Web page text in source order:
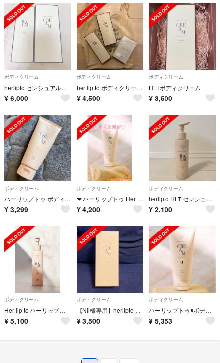
ボディクリーム
herlipto センシュアルリッチ ボディクリーム ボディバーム
¥ 6,000
ボディクリーム
her lip to ボディクリーム、パフューム
¥ 4,500
ボディクリーム
HLTボディクリーム
¥ 3,500
ボディクリーム
ハーリップトゥ ボディクリーム
¥ 3,299
ボディクリーム
❤︎ ハーリップトゥ Her lip to ボディクリーム ❤︎
¥ 4,200
ボディクリーム
herlipto HLT センシュアル リッチ ボディバーム NUDEPEARL
¥ 2,100
ボディクリーム
Her lip to ハーリップトゥ Herlipto 小嶋陽菜 ボディーバーム
¥ 5,100
ボディクリーム
【Nii様専用】herlipto ボディークリーム 新品未使用
¥ 3,500
ボディクリーム
ハーリップトゥ♥ボディクリーム
¥ 5,353